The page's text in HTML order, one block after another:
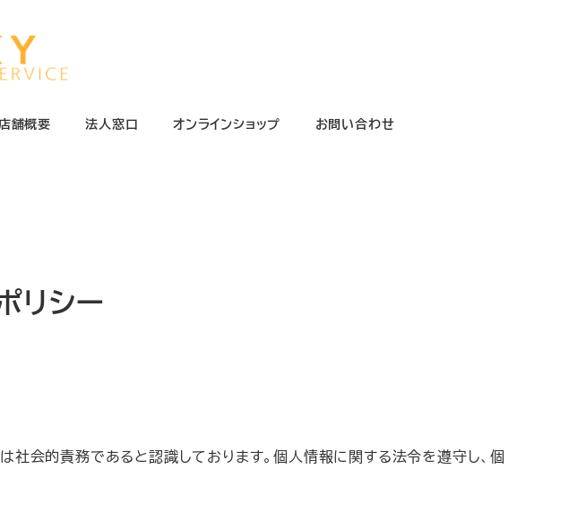
舗概要 法人窓口 オンラインショップ お問い合わせ
リシー
社会的責務であると認識しております。個人情報に関する法令を遵守し、個